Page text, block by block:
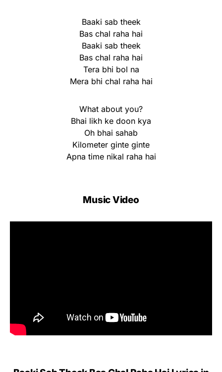
Baaki sab theek
Bas chal raha hai
Baaki sab theek
Bas chal raha hai
Tera bhi bol na
Mera bhi chal raha hai
What about you?
Bhai likh ke doon kya
Oh bhai sahab
Kilometer ginte ginte
Apna time nikal raha hai
Music Video